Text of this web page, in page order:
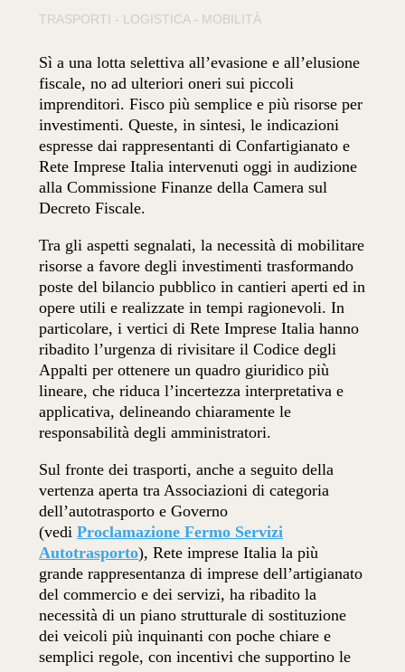
TRASPORTI - LOGISTICA - MOBILITÀ
Sì a una lotta selettiva all’evasione e all’elusione
fiscale, no ad ulteriori oneri sui piccoli
imprenditori. Fisco più semplice e più risorse per
investimenti. Queste, in sintesi, le indicazioni
espresse dai rappresentanti di Confartigianato e
Rete Imprese Italia intervenuti oggi in audizione
alla Commissione Finanze della Camera sul
Decreto Fiscale.
Tra gli aspetti segnalati, la necessità di mobilitare
risorse a favore degli investimenti trasformando
poste del bilancio pubblico in cantieri aperti ed in
opere utili e realizzate in tempi ragionevoli. In
particolare, i vertici di Rete Imprese Italia hanno
ribadito l’urgenza di rivisitare il Codice degli
Appalti per ottenere un quadro giuridico più
lineare, che riduca l’incertezza interpretativa e
applicativa, delineando chiaramente le
responsabilità degli amministratori.
Sul fronte dei trasporti, anche a seguito della
vertenza aperta tra Associazioni di categoria
dell’autotrasporto e Governo
(vediProclamazione Fermo Servizi
Autotrasporto), Rete imprese Italia la più
grande rappresentanza di imprese dell’artigianato
del commercio e dei servizi, ha ribadito la
necessità di un piano strutturale di sostituzione
dei veicoli più inquinanti con poche chiare e
semplici regole, con incentivi che supportino le